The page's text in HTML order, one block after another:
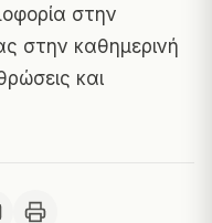
στην
στην καθημερινή
και